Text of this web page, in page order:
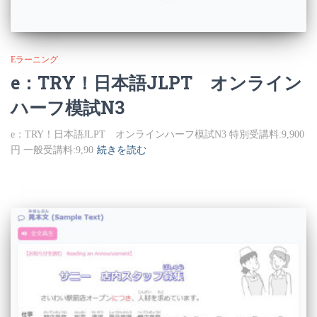
Eラーニング
e：TRY！日本語JLPT オンライン
ハーフ模試N3
e：TRY！日本語JLPT オンラインハーフ模試N3 特別受講料:9,900
円 一般受講料:9,90 続きを読む